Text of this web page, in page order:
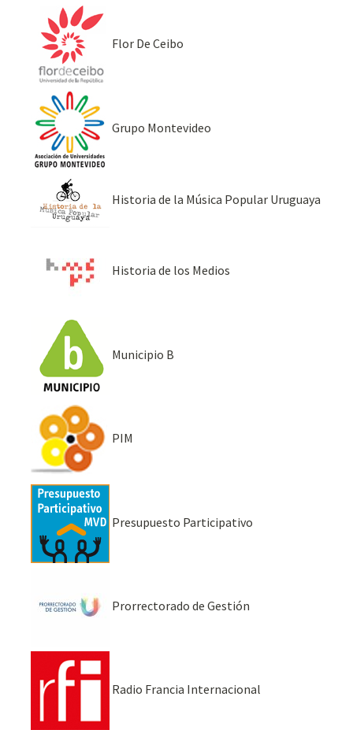
Flor De Ceibo
Grupo Montevideo
Historia de la Música Popular Uruguaya
Historia de los Medios
Municipio B
PIM
Presupuesto Participativo
Prorrectorado de Gestión
Radio Francia Internacional